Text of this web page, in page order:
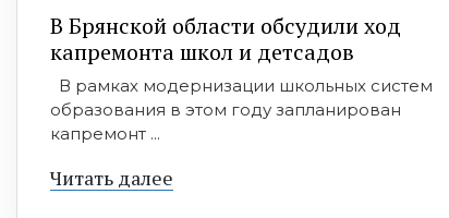
В Брянской области обсудили ход
капремонта школ и детсадов
В рамках модернизации школьных систем
образования в этом году запланирован
капремонт ...
Читать далее